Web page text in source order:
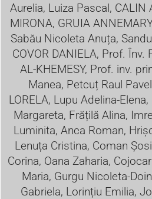
Aurelia, Luiza Pascal, CALIN
MIRONA, GRUIA
Sabău Nicoleta Anuța,
COVOR DANIELA, Prof. Înv.
AL-KHEMESY, Prof. inv.
Manea, Petcuț Raul
LORELA, Lupu Adelina-
Margareta, Frățilă Alina,
Luminita, Anca Roman,
Lenuța Cristina, Coman
Corina, Oana Zaharia,
Maria, Gurgu Nicoleta-
Gabriela, Lorințiu Emilia,